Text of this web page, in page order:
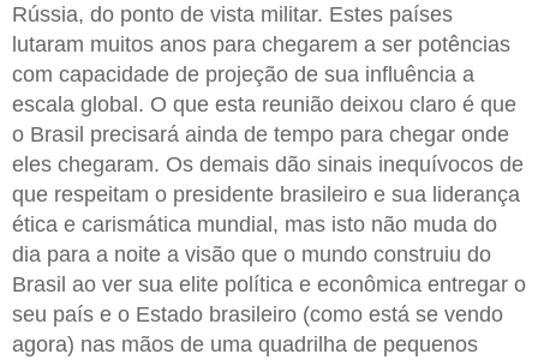
Rússia, do ponto de vista militar. Estes países
lutaram muitos anos para chegarem a ser potências
com capacidade de projeção de sua influência a
escala global. O que esta reunião deixou claro é que
o Brasil precisará ainda de tempo para chegar onde
eles chegaram. Os demais dão sinais inequívocos de
que respeitam o presidente brasileiro e sua liderança
ética e carismática mundial, mas isto não muda do
dia para a noite a visão que o mundo construiu do
Brasil ao ver sua elite política e econômica entregar o
seu país e o Estado brasileiro (como está se vendo
agora) nas mãos de uma quadrilha de pequenos